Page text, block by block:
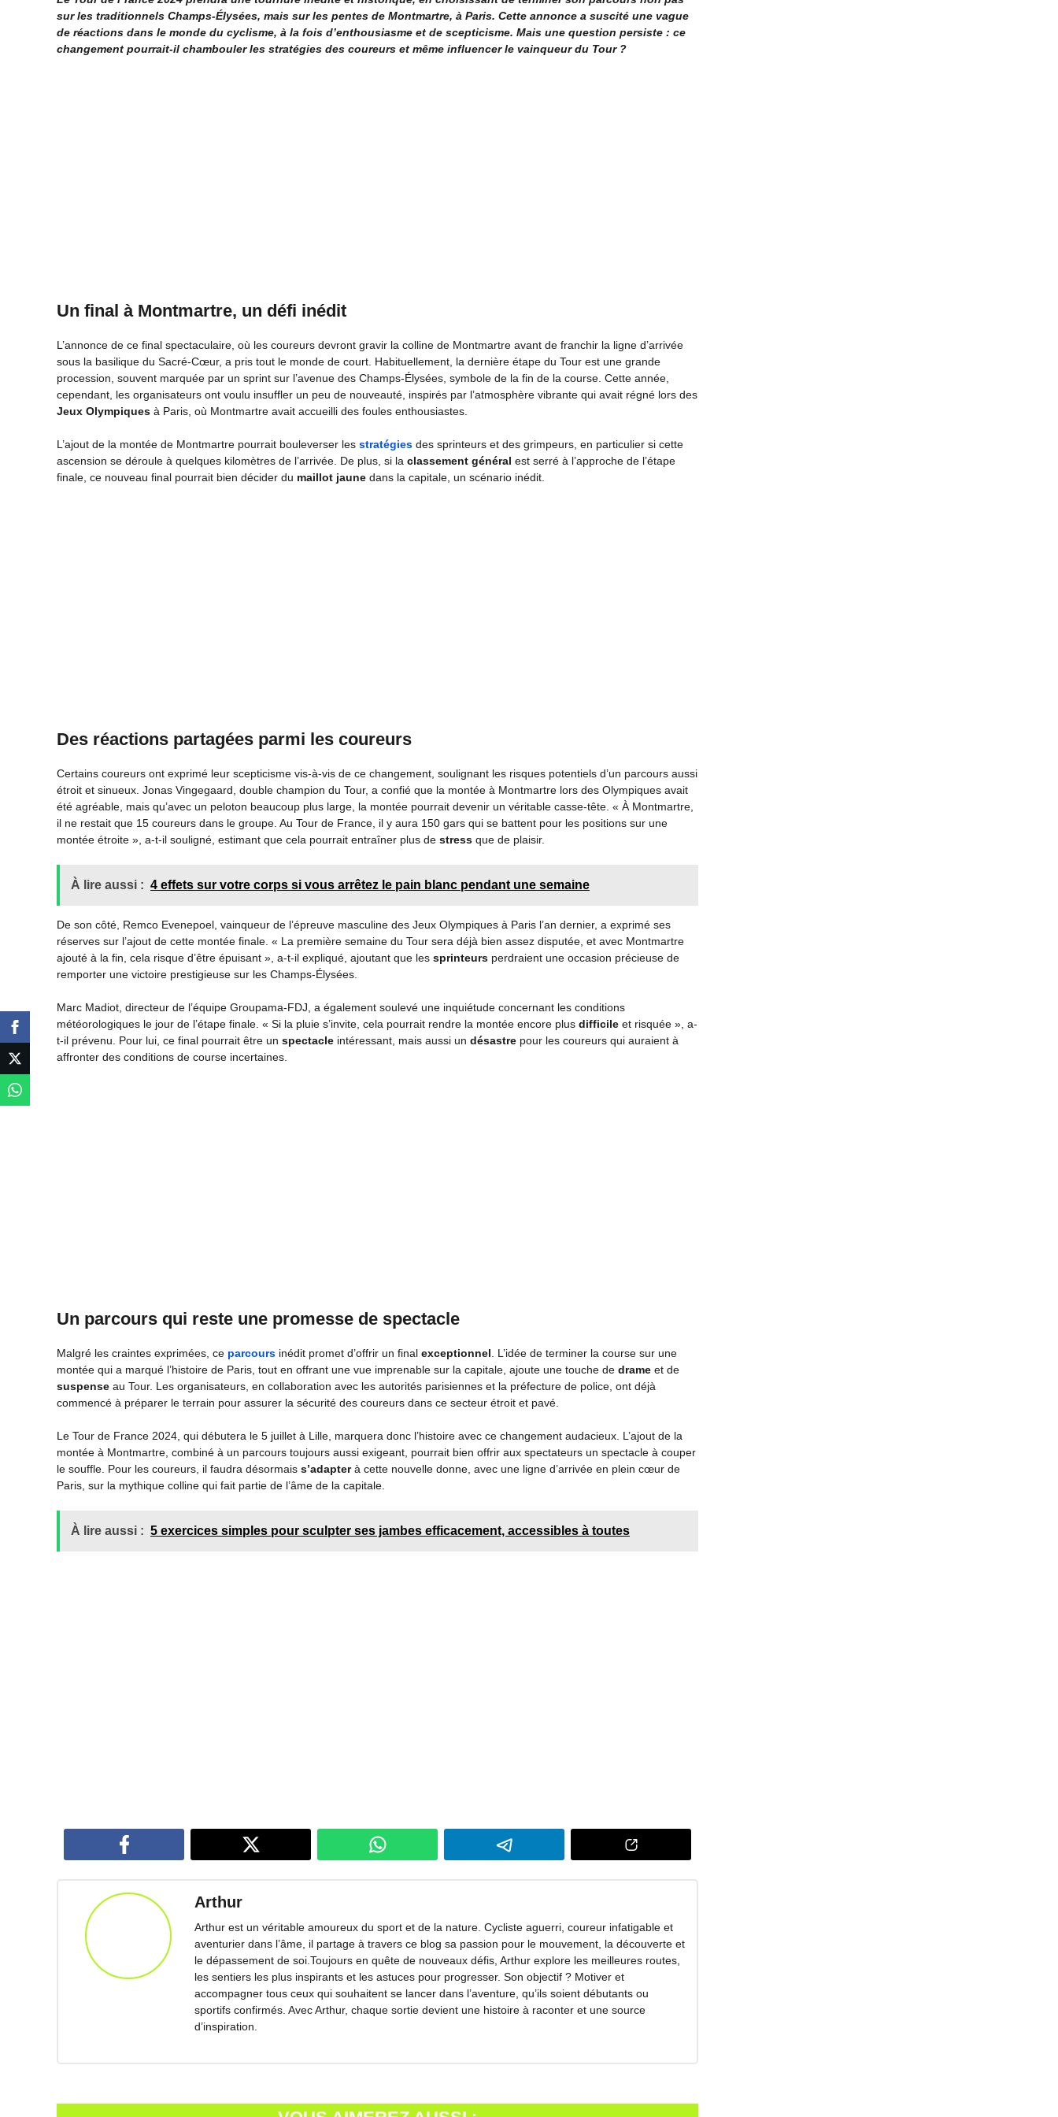
sur les traditionnels Champs-Élysées, mais sur les pentes de Montmartre, à Paris. Cette annonce a suscité une vague
de réactions dans le monde du cyclisme, à la fois d’enthousiasme et de scepticisme. Mais une question persiste : ce
changement pourrait-il chambouler les stratégies des coureurs et même influencer le vainqueur du Tour ?
Un final à Montmartre, un défi inédit
L’annonce de ce final spectaculaire, où les coureurs devront gravir la colline de Montmartre avant de franchir la ligne d’arrivée
sous la basilique du Sacré-Cœur, a pris tout le monde de court. Habituellement, la dernière étape du Tour est une grande
procession, souvent marquée par un sprint sur l’avenue des Champs-Élysées, symbole de la fin de la course. Cette année,
cependant, les organisateurs ont voulu insuffler un peu de nouveauté, inspirés par l’atmosphère vibrante qui avait régné lors des
Jeux Olympiques à Paris, où Montmartre avait accueilli des foules enthousiastes.
L’ajout de la montée de Montmartre pourrait bouleverser les stratégies des sprinteurs et des grimpeurs, en particulier si cette
ascension se déroule à quelques kilomètres de l’arrivée. De plus, si la classement général est serré à l’approche de l’étape
finale, ce nouveau final pourrait bien décider du maillot jaune dans la capitale, un scénario inédit.
Des réactions partagées parmi les coureurs
Certains coureurs ont exprimé leur scepticisme vis-à-vis de ce changement, soulignant les risques potentiels d’un parcours aussi
étroit et sinueux. Jonas Vingegaard, double champion du Tour, a confié que la montée à Montmartre lors des Olympiques avait
été agréable, mais qu’avec un peloton beaucoup plus large, la montée pourrait devenir un véritable casse-tête. « À Montmartre,
il ne restait que 15 coureurs dans le groupe. Au Tour de France, il y aura 150 gars qui se battent pour les positions sur une
montée étroite », a-t-il souligné, estimant que cela pourrait entraîner plus de stress que de plaisir.
À lire aussi : 4 effets sur votre corps si vous arrêtez le pain blanc pendant une semaine
De son côté, Remco Evenepoel, vainqueur de l’épreuve masculine des Jeux Olympiques à Paris l’an dernier, a exprimé ses
réserves sur l’ajout de cette montée finale. « La première semaine du Tour sera déjà bien assez disputée, et avec Montmartre
ajouté à la fin, cela risque d’être épuisant », a-t-il expliqué, ajoutant que les sprinteurs perdraient une occasion précieuse de
remporter une victoire prestigieuse sur les Champs-Élysées.
Marc Madiot, directeur de l’équipe Groupama-FDJ, a également soulevé une inquiétude concernant les conditions
météorologiques le jour de l’étape finale. « Si la pluie s’invite, cela pourrait rendre la montée encore plus difficile et risquée », a-
t-il prévenu. Pour lui, ce final pourrait être un spectacle intéressant, mais aussi un désastre pour les coureurs qui auraient à
affronter des conditions de course incertaines.
Un parcours qui reste une promesse de spectacle
Malgré les craintes exprimées, ce parcours inédit promet d’offrir un final exceptionnel. L’idée de terminer la course sur une
montée qui a marqué l’histoire de Paris, tout en offrant une vue imprenable sur la capitale, ajoute une touche de drame et de
suspense au Tour. Les organisateurs, en collaboration avec les autorités parisiennes et la préfecture de police, ont déjà
commencé à préparer le terrain pour assurer la sécurité des coureurs dans ce secteur étroit et pavé.
Le Tour de France 2024, qui débutera le 5 juillet à Lille, marquera donc l’histoire avec ce changement audacieux. L’ajout de la
montée à Montmartre, combiné à un parcours toujours aussi exigeant, pourrait bien offrir aux spectateurs un spectacle à couper
le souffle. Pour les coureurs, il faudra désormais s’adapterà cette nouvelle donne, avec une ligne d’arrivée en plein cœur de
Paris, sur la mythique colline qui fait partie de l’âme de la capitale.
À lire aussi : 5 exercices simples pour sculpter ses jambes efficacement, accessibles à toutes
Arthur
Arthur est un véritable amoureux du sport et de la nature. Cycliste aguerri, coureur infatigable et
aventurier dans l’âme, il partage à travers ce blog sa passion pour le mouvement, la découverte et
le dépassement de soi.Toujours en quête de nouveaux défis, Arthur explore les meilleures routes,
les sentiers les plus inspirants et les astuces pour progresser. Son objectif ? Motiver et
accompagner tous ceux qui souhaitent se lancer dans l’aventure, qu’ils soient débutants ou
sportifs confirmés. Avec Arthur, chaque sortie devient une histoire à raconter et une source
d’inspiration.